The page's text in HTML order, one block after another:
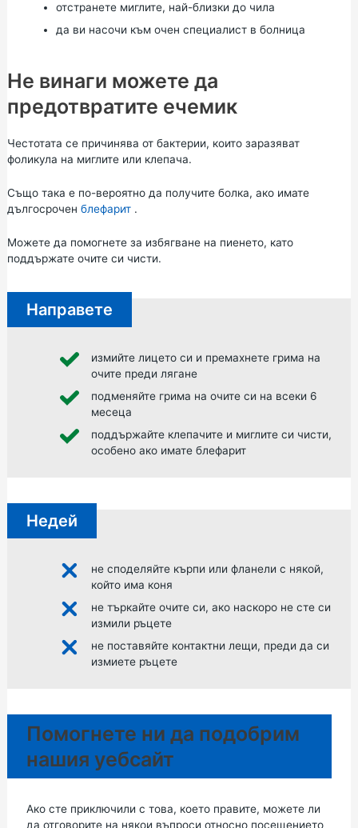
отстранете миглите, най-близки до чила
да ви насочи към очен специалист в болница
Не винаги можете да
предотвратите ечемик
Честотата се причинява от бактерии, които заразяват
фоликула на миглите или клепача.
Също така е по-вероятно да получите болка, ако имате
дългосрочен блефарит.
Можете да помогнете за избягване на пиенето, като
поддържате очите си чисти.
Направете
измийте лицето си и премахнете грима на
очите преди лягане
подменяйте грима на очите си на всеки 6
месеца
поддържайте клепачите и миглите си чисти,
особено ако имате блефарит
Недей
не споделяйте кърпи или фланели с някой,
който има коня
не търкайте очите си, ако наскоро не сте си
измили ръцете
не поставяйте контактни лещи, преди да си
измиете ръцете
Помогнете ни да подобрим
нашия уебсайт
Ако сте приключили с това, което правите, можете ли
да отговорите на някои въпроси относно посещението